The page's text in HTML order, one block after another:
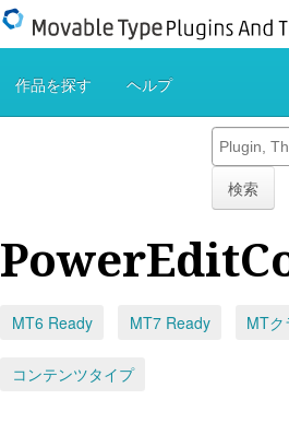
作品を探す ヘルプ
検索
MT6 Ready MT7 Ready MTク
コンテンツタイプ